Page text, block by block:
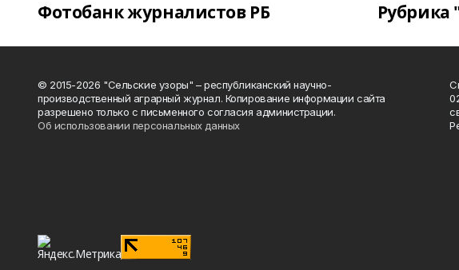
Фотобанк журналистов РБ Рубрика
© 2015-2026 "Сельские узоры" – республиканский научно-
производственный аграрный журнал. Копирование информации сайта
разрешено только с письменного согласия администрации.
Об использовании персональных данных